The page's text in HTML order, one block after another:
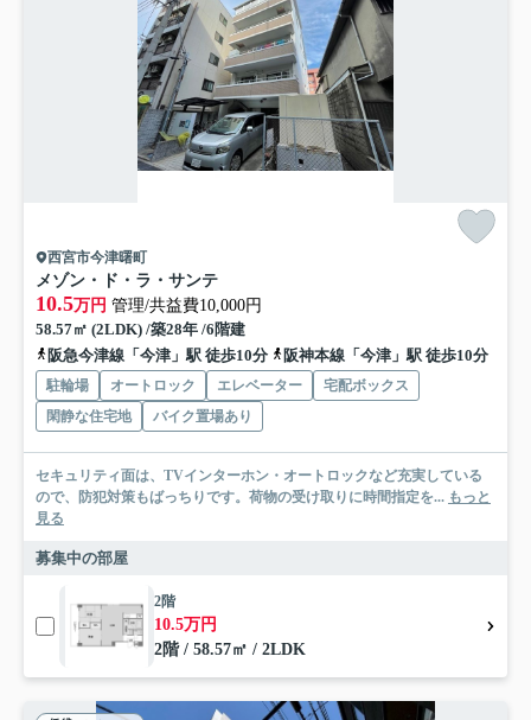
西宮市今津曙町
メゾン・ド・ラ・サンテ
10.5万円 管理/共益費10,000円
58.57㎡ (2LDK) /築28年 /6階建
阪急今津線「今津」駅 徒歩10分
阪神本線「今津」駅 徒歩10分
駐輪場 オートロック エレベーター
宅配ボックス
閑静な住宅地
バイク置場あり
セキュリティ面は、TVインターホン・オートロックなど充実している
ので、防犯対策もばっちりです。荷物の受け取りに時間指定を... もっと
見る
募集中の部屋
2階
10.5万円
2階 / 58.57㎡ / 2LDK